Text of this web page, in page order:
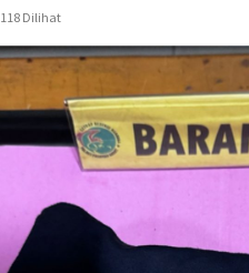
118 Dilihat